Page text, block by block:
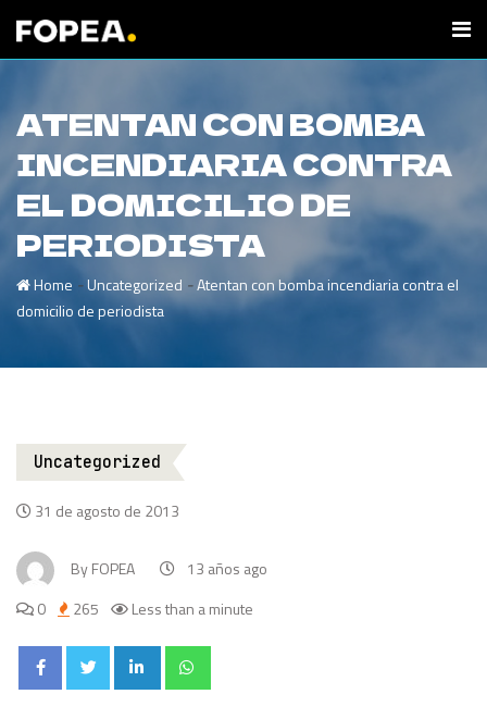
ATENTAN CON BOMBA
INCENDIARIA CONTRA
EL DOMICILIO DE
PERIODISTA
Home -Uncategorized -Atentan con bomba incendiaria contra el
domicilio de periodista
Uncategorized
31 de agosto de 2013
ByFOPEA
13 años ago
0
265 Less than a minute